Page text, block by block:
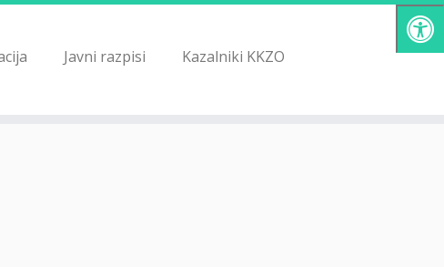
Javni razpisi
Kazalniki KKZO